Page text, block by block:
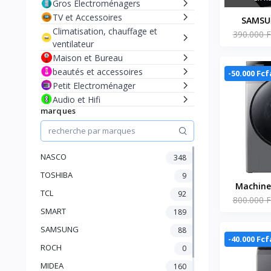
Gros Electroménagers
TV et Accessoires
Climatisation, chauffage et
ventilateur
Maison et Bureau
beautés et accessoires
Petit Electroménager
Audio et Hifi
marques
NASCO 348
TOSHIBA 9
TCL 92
SMART 189
SAMSUNG 88
ROCH 0
MIDEA 160
LAVER
390.000
-50.000
frontale
800.000
-40.000